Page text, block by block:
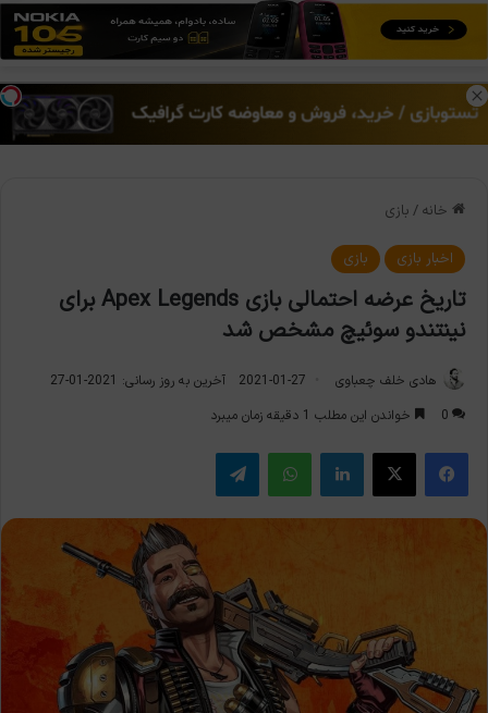
منو
خانه / بازی
اخبار بازی بازی
تاریخ عرضه احتمالی بازی Apex Legends برای
نینتندو سوئیچ مشخص شد
هادی خلف چعباوی 2021-01-27
آخرین به روز رسانی: 2021-01-27
0
خواندن این مطلب 1 دقیقه زمان میبرد
فیس بوک X لینکدین واتس آپ تلگرام